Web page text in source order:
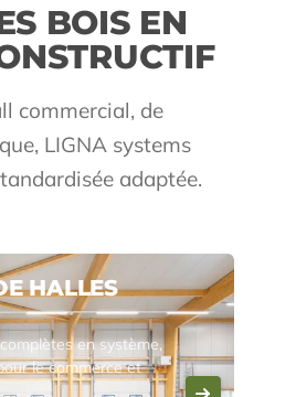
BOIS EN
commercial, de
LIGNA systems
adaptée.
HALLES
en système,
le commerce et